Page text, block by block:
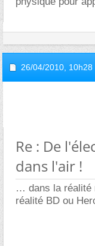
26/04/2010, 10h28
Re : De
dans l'air !
dans la réalité
réalité BD ou